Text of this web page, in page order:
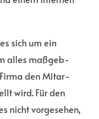
sich um ein
alles maßgeb­
Firma den Mitar­
wird. Für den
nicht vorge­sehen,